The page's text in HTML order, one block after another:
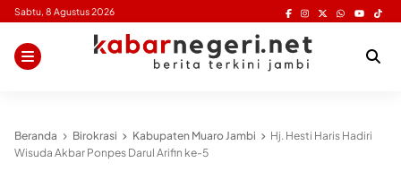
Skip
content
Sabtu, 8 Agustus 2026
Beranda Birokrasi Kabupaten Muaro Jambi
Hj. Hesti Haris Hadiri
Wisuda Akbar Ponpes Darul Arifin ke-5